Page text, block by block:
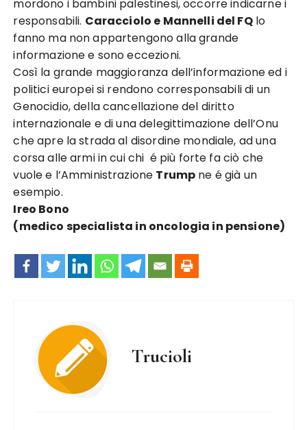
mordono i bambini palestinesi, occorre indicarne i
responsabili. Caracciolo e Mannelli del FQlo
fanno ma non appartengono alla grande
informazione e sono eccezioni.
Così la grande maggioranza dell’informazione ed i
politici europei si rendono corresponsabili di un
Genocidio, della cancellazione del diritto
internazionale e di una delegittimazione dell’Onu
che apre la strada al disordine mondiale, ad una
corsa alle armi in cui chi é più forte fa ciò che
vuole e l’Amministrazione Trump ne é già un
esempio.
Ireo Bono
(medico specialista in oncologia in pensione)
Trucioli